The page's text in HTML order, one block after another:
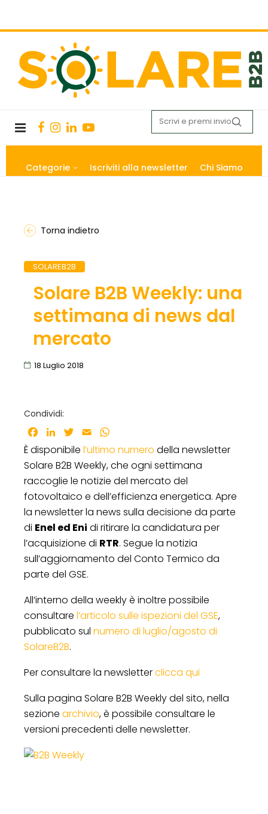
Categorie Iscriviti alla newsletter Chi Siamo
Torna indietro
SOLAREB2B
Solare B2B Weekly: una
settimana di news dal
mercato
18 Luglio 2018
Condividi:
Facebook
LinkedInTwitter
Email
È disponibile l’ultimo numero della newsletter
Solare B2B Weekly, che ogni settimana
raccoglie le notizie del mercato del
fotovoltaico e dell’efficienza energetica. Apre
la newsletter la news sulla decisione da parte
di Enel ed Eni di ritirare la candidatura per
l’acquisizione di RTR. Segue la notizia
sull’aggiornamento del Conto Termico da
parte del GSE.
All’interno della weekly è inoltre possibile
consultare l’articolo sulle ispezioni del GSE,
pubblicato sul numero di luglio/agosto di
SolareB2B.
Per consultare la newsletterclicca qui
Sulla pagina Solare B2B Weekly del sito, nella
sezione archivio, è possibile consultare le
versioni precedenti delle newsletter.